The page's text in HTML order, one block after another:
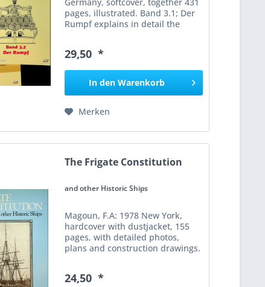
Germany, softcover, together 431
pages, illustrated. Band 3.1; Der
Rumpf explains in detail the
and constructing historical ship
hulls in model...
29,50 *
In den Warenkorb
Merken
The Frigate Constitution
and other Historic Ships
Magoun, F.A: 1978 New York,
hardcover with dustjacket, 155
pages, with detailed photos,
plans and construction drawings.
Ships by F. Alexander Magoun
24,50 *